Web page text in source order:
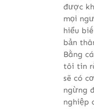
được
mọi
hiểu
bản
Bằng
tôi tin
sẽ có
ngừng
nghiệp